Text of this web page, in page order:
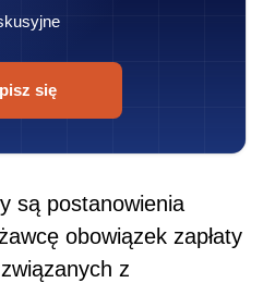
się
są postanowienia
obowiązek zapłaty
z